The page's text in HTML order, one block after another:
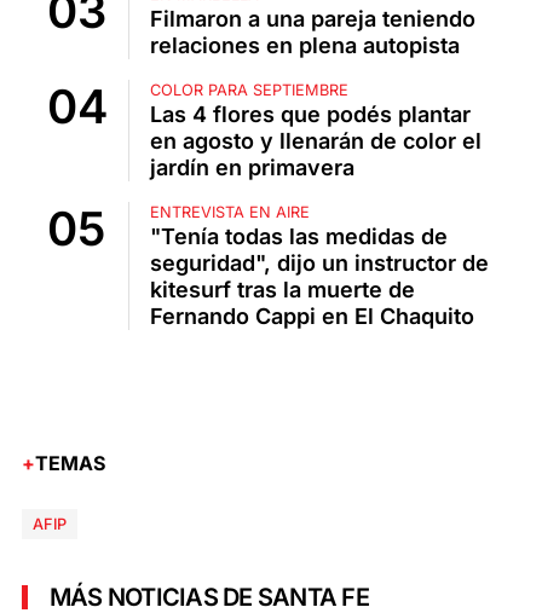
Filmaron a una pareja teniendo
relaciones en plena autopista
COLOR PARA SEPTIEMBRE
Las 4 flores que podés plantar
en agosto y llenarán de color el
jardín en primavera
ENTREVISTA EN AIRE
"Tenía todas las medidas de
seguridad", dijo un instructor de
kitesurf tras la muerte de
Fernando Cappi en El Chaquito
TEMAS
AFIP
MÁS NOTICIAS DE SANTA FE